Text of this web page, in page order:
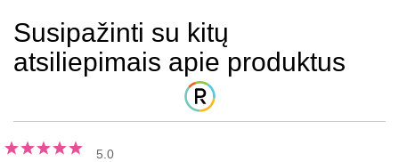
Susipažinti su kitų
atsiliepimais apie produktus
5.0